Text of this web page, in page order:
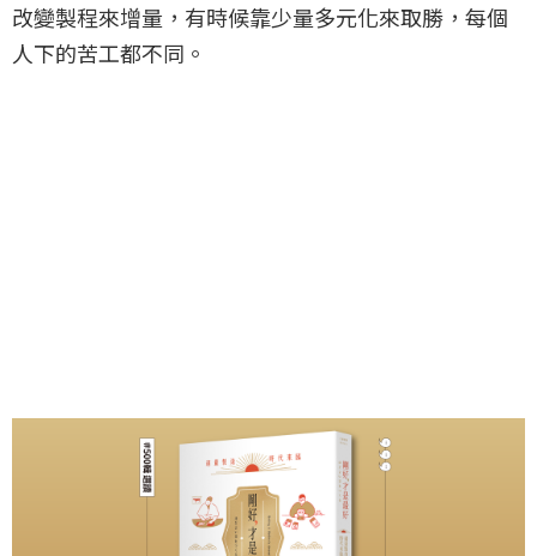
改變製程來增量，有時候靠少量多元化來取勝，每個
人下的苦工都不同。